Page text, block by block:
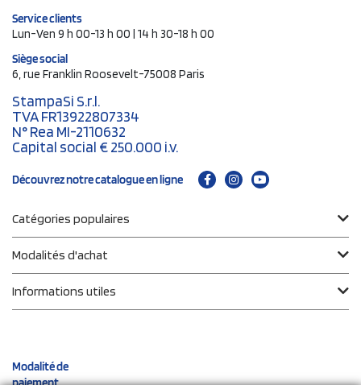
Service clients
Lun-Ven 9 h 00-13 h 00 | 14 h 30-18 h 00
Siège social
6, rue Franklin Roosevelt-75008 Paris
StampaSi S.r.l.
TVA FR13922807334
N° Rea MI-2110632
Capital social € 250.000 i.v.
Découvrez notre catalogue en ligne
Catégories populaires
Modalités d'achat
Informations utiles
Modalité de